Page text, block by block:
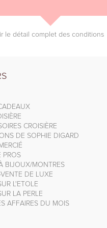
le détail complet des conditions
CROISIÈRE
DE SOPHIE DIGARD
PROS
BIJOUX/MONTRES
DE LUXE
L'ETOLE
LA PERLE
AFFAIRES DU MOIS